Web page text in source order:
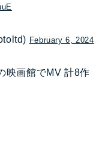
February 6, 2024
映画館でMV 計8作